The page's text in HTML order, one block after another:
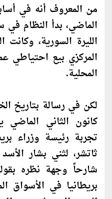
من المعروف أنه في
الماضي، بدأ النظام في
الليرة السورية، وكانت
المركزي بيع احتياطي
المحلية.
لكن في رسالة بتاريخ
كانون الثاني الماضي
تجربة رئيسة وزراء
ثاتشر، لثني بشار
شارحاً وجهة نظره
بريطانيا في الأسواق